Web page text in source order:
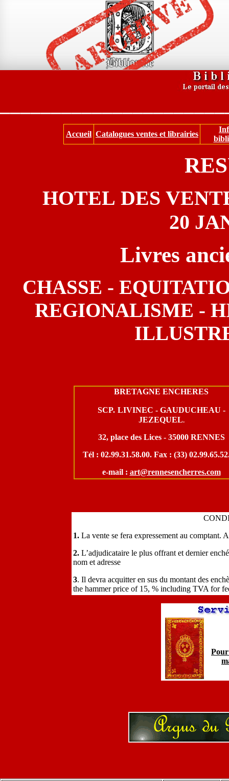
Accueil Catalogues ventes et librairies
HOTEL DES
20
Livres
CHASSE -
REGIONALISME -
BRETAGNE ENCHERES
SCP. LIVINEC - GAUDUCHEAU -
JEZEQUEL.
32, place des Lices - 35000 RENNES
Tél : 02.99.31.58.00. Fax : (33)
e-mail : art@rennesencherres.com
1. La vente se fera expressement au comptant.
2. L’adjudicataire le plus offrant et dernier
nom et adresse
3. Il devra acquitter en sus du montant des
the hammer price of 15, % including TVA for